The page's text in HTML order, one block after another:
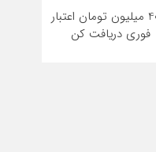
تا 40 میلیون تومان اعتبار
فوری دریافت کن